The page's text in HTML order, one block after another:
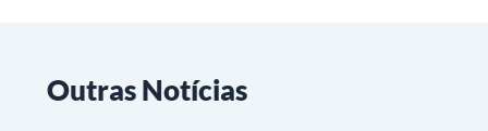
Outras Notícias